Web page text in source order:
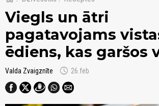
Viegls un ātri
pagatavojams
ēdiens, kas garšos
Valda Zvaigznīte schedule 26.feb